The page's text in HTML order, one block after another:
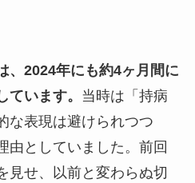
、2024年にも約4ヶ月間に
います。 当時は「持病
な表現は避けられつつ
由としていました。前回
見せ、以前と変わらぬ切